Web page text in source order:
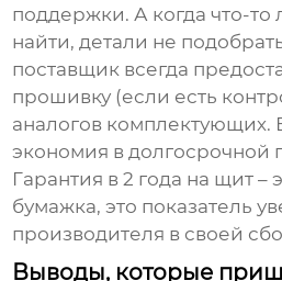
поддержки. А когда что-то
найти, детали не
поставщик всегда
прошивку (если есть
аналогов комплектующих.
экономия в долгосрочной
Гарантия в 2 года на щит –
бумажка, это показатель
производителя в своей
Выводы, которые